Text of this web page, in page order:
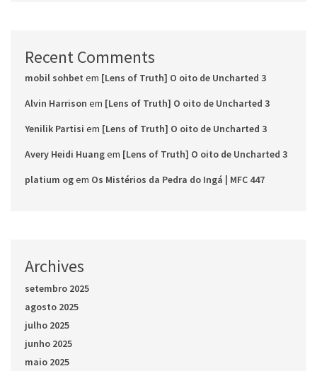
Recent Comments
mobil sohbet em [Lens of Truth] O oito de Uncharted 3
Alvin Harrison em [Lens of Truth] O oito de Uncharted 3
Yenilik Partisi em [Lens of Truth] O oito de Uncharted 3
Avery Heidi Huangem [Lens of Truth] O oito de Uncharted 3
platium ogem Os Mistérios da Pedra do Ingá | MFC 447
Archives
setembro 2025
agosto 2025
julho 2025
junho 2025
maio 2025